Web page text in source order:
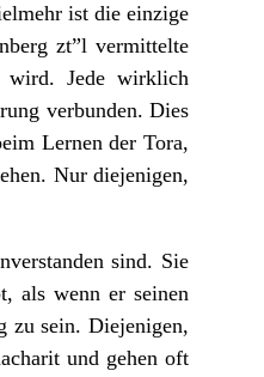
ist die einzige
zt”l vermittelte
wird. Jede wirklich
verbunden. Dies
Lernen der Tora,
Nur diejenigen,
sind. Sie
als wenn er seinen
zu sein. Diejenigen,
und gehen oft